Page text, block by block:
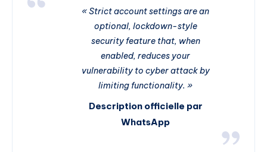
« Strict account settings are an
optional, lockdown-style
security feature that, when
enabled, reduces your
vulnerability to cyber attack by
limiting functionality. »
Description officielle par
WhatsApp